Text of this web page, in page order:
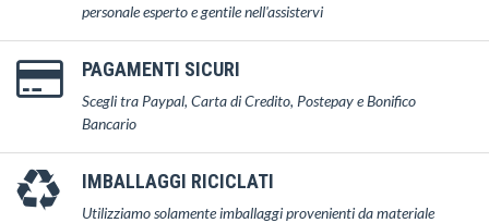
personale esperto e gentile nell'assistervi
PAGAMENTI SICURI
Scegli tra Paypal, Carta di Credito, Postepay e Bonifico
Bancario
IMBALLAGGI RICICLATI
Utilizziamo solamente imballaggi provenienti da materiale